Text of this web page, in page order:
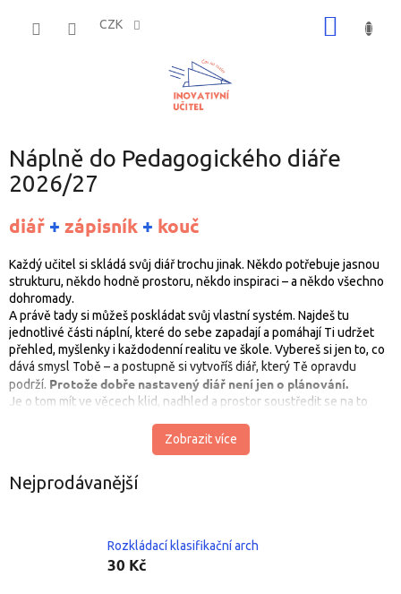
CZK
Náplně do Pedagogického diáře
2026/27
diář + zápisník + kouč
Každý učitel si skládá svůj diář trochu jinak. Někdo potřebuje jasnou
strukturu, někdo hodně prostoru, někdo inspiraci – a někdo všechno
dohromady.
A právě tady si můžeš poskládat svůj vlastní systém. Najdeš tu
jednotlivé části náplní, které do sebe zapadají a pomáhají Ti udržet
přehled, myšlenky i každodenní realitu ve škole. Vybereš si jen to, co
dává smysl Tobě – a postupně si vytvoříš diář, který Tě opravdu
podrží. Protože dobře nastavený diář není jen o plánování.
Je o tom mít ve věcech klid, nadhled a prostor soustředit se na to
Zobrazit více
Nejprodávanější
Rozkládací klasifikační arch
30 Kč